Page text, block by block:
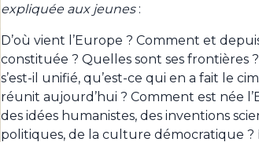
expliquée aux jeunes:
D’où vient l’Europe ? Comment et
constituée ? Quelles sont ses frontières
s’est-il unifié, qu’est-ce qui en a fait le
réunit aujourd’hui ? Comment est née
des idées humanistes, des inventions
politiques, de la culture démocratique ?